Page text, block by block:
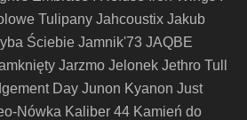
Tulipany Jahcoustix Jakub
Ściebie Jamnik'73 JAQBE
Jarzmo Jelonek Jethro Tull
Day Junon Kyanon Just
Nówka Kaliber 44 Kamień do